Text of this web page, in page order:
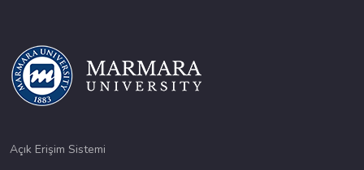
Açık Erişim Sistemi